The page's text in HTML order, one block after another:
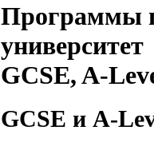
Программы
университет
GCSE, A-
GCSE и A-